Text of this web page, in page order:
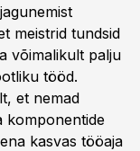
meistrid tundsid
võimalikult palju
tööd.
et nemad
komponentide
kasvas tööaja